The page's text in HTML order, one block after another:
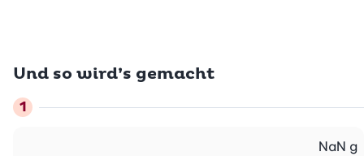
Und so wird’s gemacht
NaN g